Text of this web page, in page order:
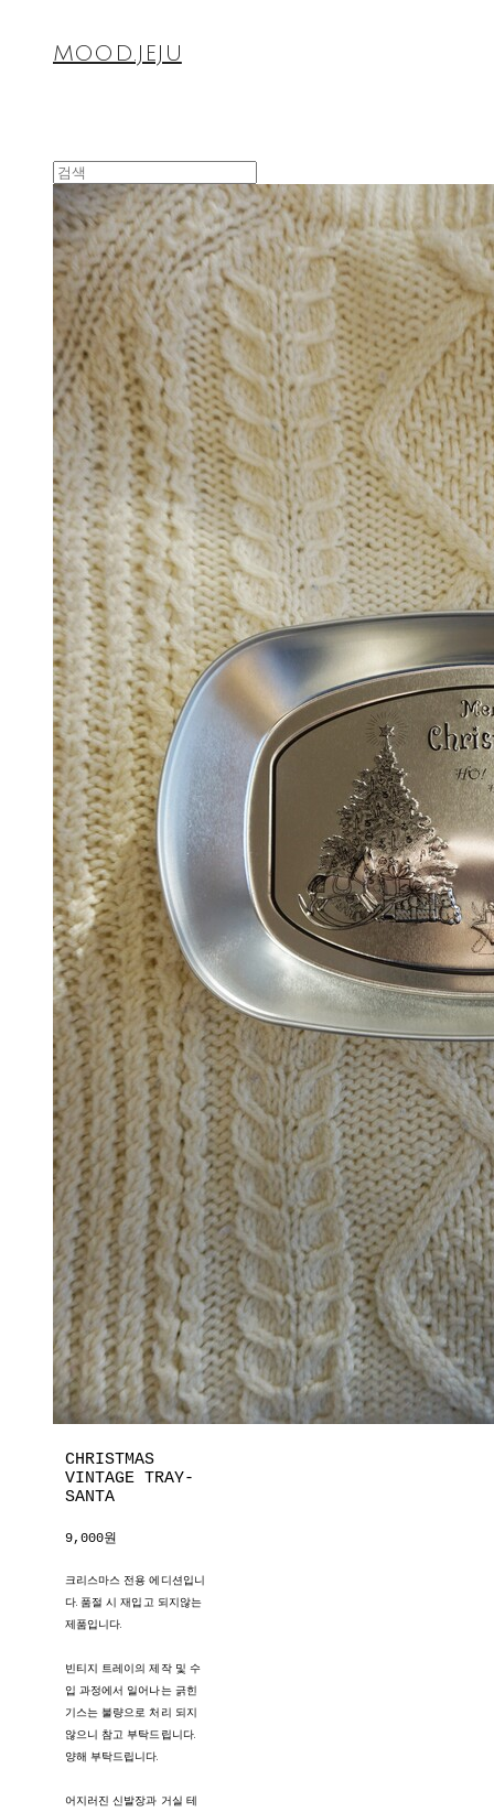
MOOD.JEJU
CHRISTMAS
VINTAGE TRAY-
SANTA
9,000원
크리스마스 전용 에디션입니
다. 품절 시 재입고 되지않는
제품입니다.
빈티지 트레이의 제작 및 수
입 과정에서 일어나는 긁힌
기스는 불량으로 처리 되지
않으니 참고 부탁드립니다.
양해 부탁드립니다.
어지러진 신발장과 거실 테